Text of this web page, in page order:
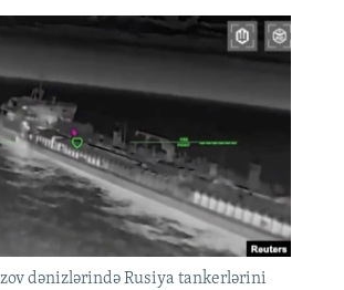
dənizlərində Rusiya tankerlərini